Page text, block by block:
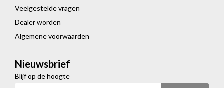
Veelgestelde vragen
Dealer worden
Algemene voorwaarden
Nieuwsbrief
Blijf op de hoogte